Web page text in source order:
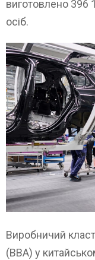
виготовлено 396
осіб.
Виробничий
(BBA) у